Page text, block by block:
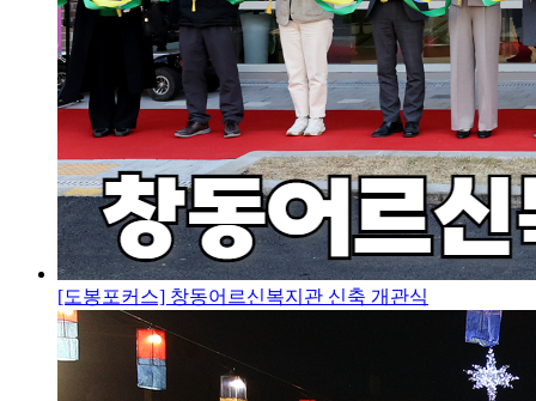
[도봉포커스] 창동어르신복지관 신축 개관식